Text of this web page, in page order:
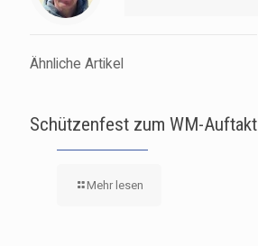
Ähnliche Artikel
Schützenfest zum WM-Auftakt
Mehr lesen